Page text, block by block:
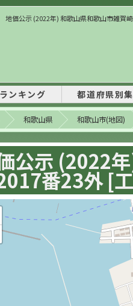
地価公示 (2022年) 和歌山県和歌山市雑賀
ンキング 都道府県別
和歌山県 和歌山市(地図)
公示 (2022
番23外 [